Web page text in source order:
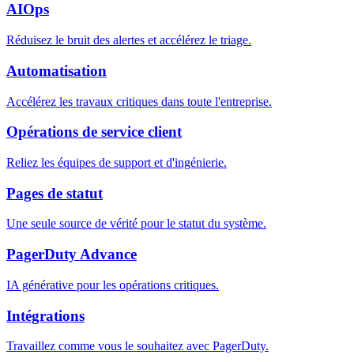
AIOps
Réduisez le bruit des alertes et accélérez le triage.
Automatisation
Accélérez les travaux critiques dans toute l'entreprise.
Opérations de service client
Reliez les équipes de support et d'ingénierie.
Pages de statut
Une seule source de vérité pour le statut du système.
PagerDuty Advance
IA générative pour les opérations critiques.
Intégrations
Travaillez comme vous le souhaitez avec PagerDuty.